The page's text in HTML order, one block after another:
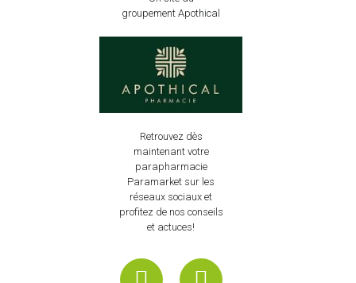
groupement Apothical
Retrouvez dès
maintenant votre
parapharmacie
Paramarket sur les
réseaux sociaux et
profitez de nos conseils
et actuces!